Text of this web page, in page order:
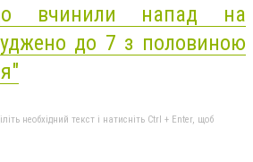
вчинили напад на
до 7 з половиною
необхідний текст і натисніть Ctrl + Enter, щоб